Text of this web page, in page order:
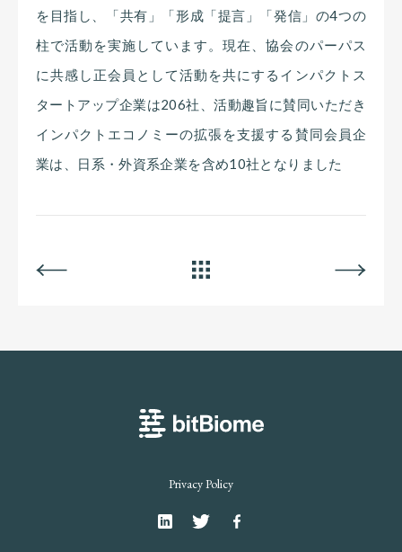
を目指し、「共有」「形成「提言」「発信」の4つの
柱で活動を実施しています。現在、協会のパーパス
に共感し正会員として活動を共にするインパクトス
タートアップ企業は206社、活動趣旨に賛同いただき
インパクトエコノミーの拡張を支援する賛同会員企
業は、日系・外資系企業を含め10社となりました
Privacy Policy
LinkedinTwitter